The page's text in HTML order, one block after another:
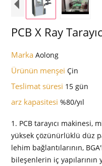
PCB X Ray
MarkaAolong
Ürünün menşeiÇin
Teslimat süresi 15 gün
arz kapasitesi%80/yıl
1. PCB tarayıcı makinesi,
yüksek çözünürlüklü düz
lehim bağlantılarının,
bileşenlerin iç yapılarının